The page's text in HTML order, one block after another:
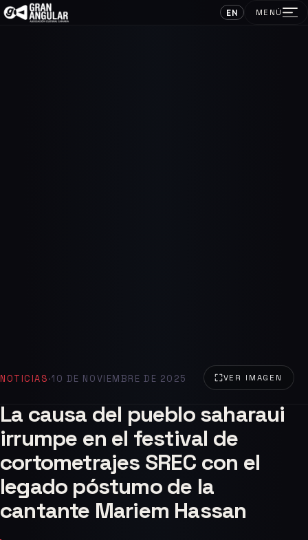
EN MENÚ
VER IMAGEN
NOTICIAS·10 DE NOVIEMBRE DE 2025
La causa del pueblo saharaui
irrumpe en el festival de
cortometrajes SREC con el
legado póstumo de la
cantante Mariem Hassan